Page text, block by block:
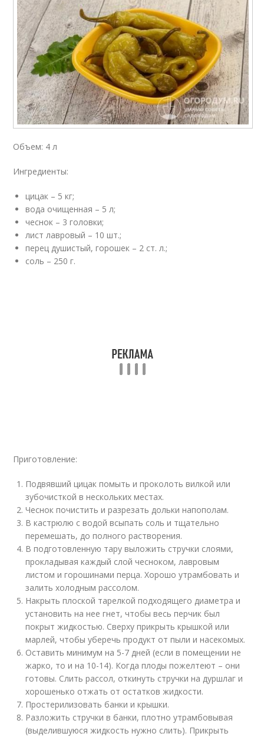
Объем: 4 л
Ингредиенты:
цицак – 5 кг;
вода очищенная – 5 л;
чеснок – 3 головки;
лист лавровый – 10 шт.;
перец душистый, горошек – 2 ст. л.;
соль – 250 г.
Приготовление:
Подвявший цицак помыть и проколоть вилкой или
зубочисткой в нескольких местах.
Чеснок почистить и разрезать дольки напополам.
В кастрюлю с водой всыпать соль и тщательно
перемешать, до полного растворения.
В подготовленную тару выложить стручки слоями,
прокладывая каждый слой чесноком, лавровым
листом и горошинами перца. Хорошо утрамбовать и
залить холодным рассолом.
Накрыть плоской тарелкой подходящего диаметра и
установить на нее гнет, чтобы весь перчик был
покрыт жидкостью. Сверху прикрыть крышкой или
марлей, чтобы уберечь продукт от пыли и насекомых.
Оставить минимум на 5-7 дней (если в помещении не
жарко, то и на 10-14). Когда плоды пожелтеют – они
готовы. Слить рассол, откинуть стручки на дуршлаг и
хорошенько отжать от остатков жидкости.
Простерилизовать банки и крышки.
Разложить стручки в банки, плотно утрамбовывая
(выделившуюся жидкость нужно слить). Прикрыть